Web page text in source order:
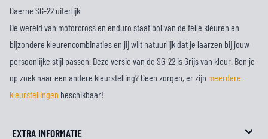
Gaerne SG-22 uiterlijk
De wereld van motorcross en enduro staat bol van de felle kleuren en
bijzondere kleurencombinaties en jij wilt natuurlijk dat je laarzen bij jouw
persoonlijke stijl passen. Deze versie van de SG-22 is Grijs van kleur. Ben je
op zoek naar een andere kleurstelling? Geen zorgen, er zijn meerdere
kleurstellingen beschikbaar!
EXTRA INFORMATIE